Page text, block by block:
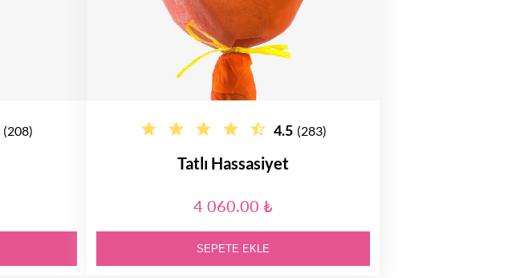
(208) 4.5 (283)
Tatlı Hassasiyet
4 060.00 ₺
SEPETE EKLE